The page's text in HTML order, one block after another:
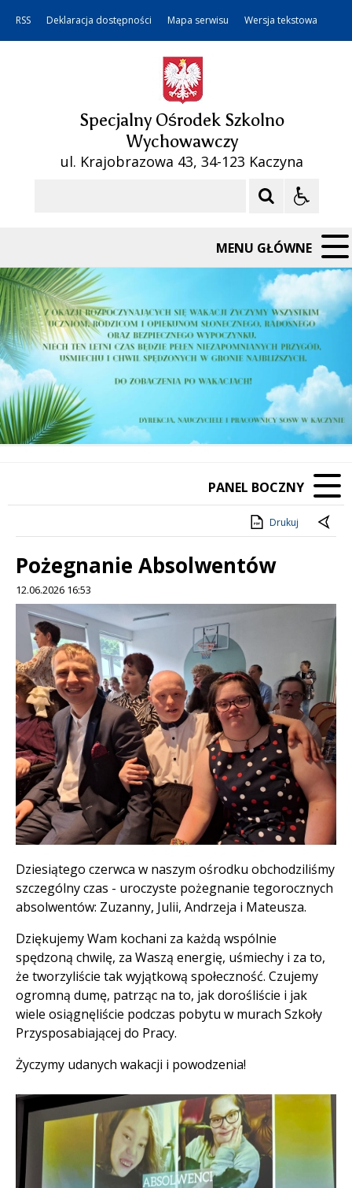
RSS Deklaracja dostępności Mapa serwisu Wersja tekstowa
Specjalny Ośrodek Szkolno
Wychowawczy
ul. Krajobrazowa 43, 34-123 Kaczyna
MENU GŁÓWNE
PANEL BOCZNY
Drukuj
Pożegnanie Absolwentów
12.06.2026 16:53
Treść
Dziesiątego czerwca w naszym ośrodku obchodziliśmy
szczególny czas - uroczyste pożegnanie tegorocznych
absolwentów: Zuzanny, Julii, Andrzeja i Mateusza.
Dziękujemy Wam kochani za każdą wspólnie
spędzoną chwilę, za Waszą energię, uśmiechy i za to,
że tworzyliście tak wyjątkową społeczność. Czujemy
ogromną dumę, patrząc na to, jak dorośliście i jak
wiele osiągnęliście podczas pobytu w murach Szkoły
Przysposabiającej do Pracy.
Życzymy udanych wakacji i powodzenia!